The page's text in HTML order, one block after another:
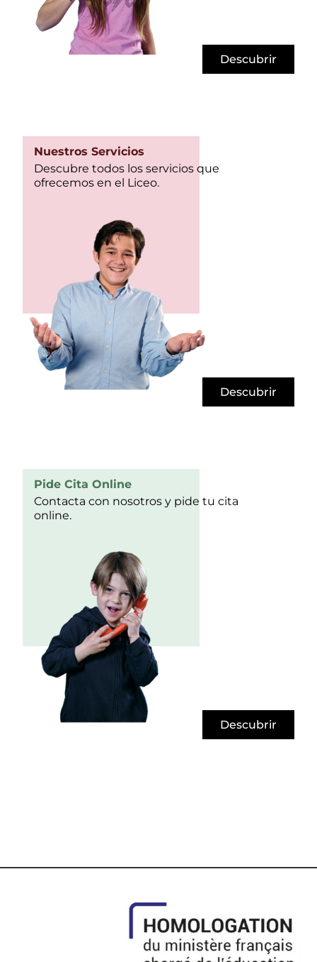
Descubrir
Nuestros Servicios
Descubre todos los servicios que
ofrecemos en el Liceo.
Descubrir
Pide Cita Online
Contacta con nosotros y pide tu cita
online.
Descubrir